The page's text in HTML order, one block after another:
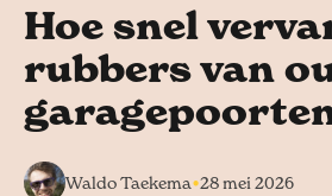
Hoe snel
rubbers van
Waldo Taekema•28 mei 2026